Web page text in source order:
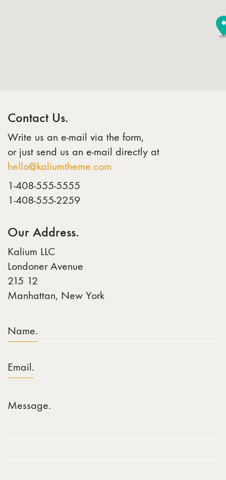
Contact Us.
Write us an e-mail via the form,
or just send us an e-mail directly at
hello@kaliumtheme.com
1-408-555-5555
1-408-555-2259
Our Address.
Kalium LLC
Londoner Avenue
215 12
Manhattan, New York
Name.
Email.
Message.